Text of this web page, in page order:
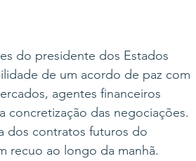
do presidente dos Estados
de um acordo de paz com
agentes financeiros
concretização das negociações.
dos contratos futuros do
recuo ao longo da manhã.